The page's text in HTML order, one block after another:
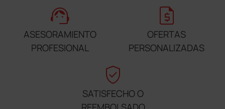
support_agent
ASESORAMIENTO
PROFESIONAL
request_quote
OFERTAS
PERSONALIZADAS
verified_user
SATISFECHO O